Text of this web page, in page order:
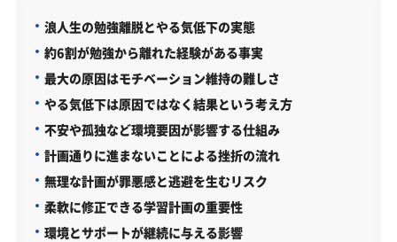
浪人生の勉強離脱とやる気低下の実態
約6割が勉強から離れた経験がある事実
最大の原因はモチベーション維持の難しさ
やる気低下は原因ではなく結果という考え方
不安や孤独など環境要因が影響する仕組み
計画通りに進まないことによる挫折の流れ
無理な計画が罪悪感と逃避を生むリスク
柔軟に修正できる学習計画の重要性
環境とサポートが継続に与える影響